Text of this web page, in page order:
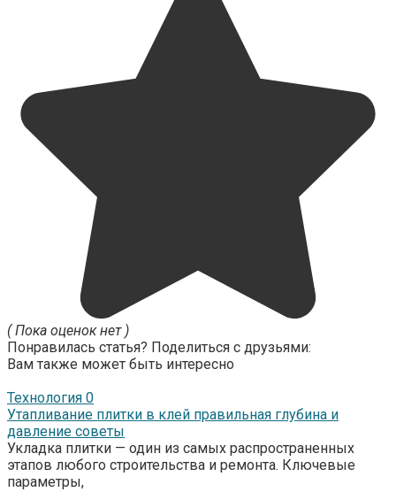
( Пока оценок нет )
Понравилась статья? Поделиться с друзьями:
Вам также может быть интересно
Технология 0
Утапливание плитки в клей правильная глубина и
давление советы
Укладка плитки — один из самых распространенных
этапов любого строительства и ремонта. Ключевые
параметры,